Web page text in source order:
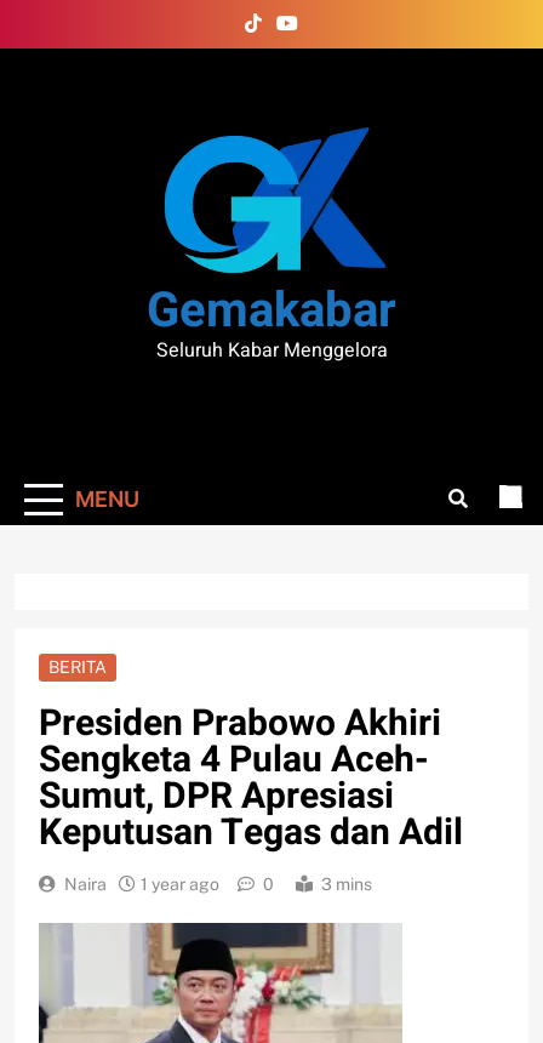
to
Gemakabar
Seluruh Kabar Menggelora
MENU
BERITA
Presiden Prabowo Akhiri
Sengketa 4 Pulau Aceh-
Sumut, DPR Apresiasi
Keputusan Tegas dan Adil
Naira 1 year ago 0 3 mins